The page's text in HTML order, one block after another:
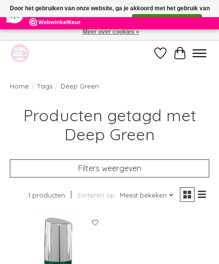
391 Reviews ×
Welkom bij de nieuwe webshop van Parfumerie Marie Rose
Verlanglijst
Home / Tags / Deep Green
Producten getagd met
Deep Green
Filters weergeven
1 producten Sorteren op Meest bekeken
Door het gebruiken van onze website, ga je akkoord met het gebruik van
cookies om onze website te verbeteren.
Meer over cookies »